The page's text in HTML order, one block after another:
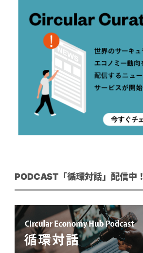
PODCAST「循環対話」配信中！